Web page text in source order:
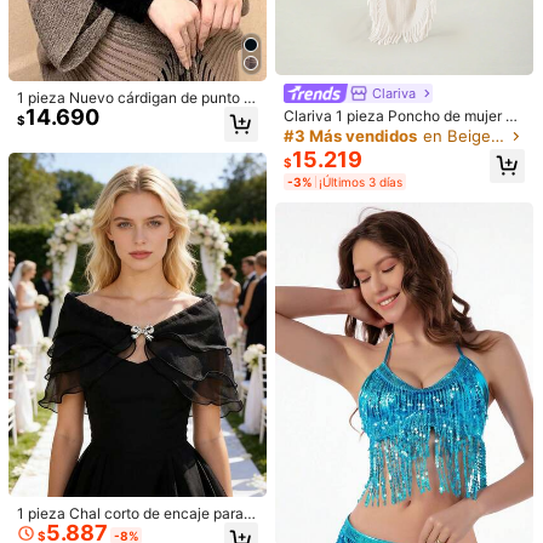
Devoluciones gratuitas
Pagos seguros · Protección de privacidad
Ver más
v***4 Color: Beis
Wowitsnicethefabricwasreally
thisagainandagain
Útil
g***g Color: Beis
Okay
Útil(0)
t***5 Color: Beis
ดี
Útil (0)
1 pieza Nuevo cárdigan de punto d
e mujer para otoño/invierno con cu
ello de piel sintética, diseño con fle
cos, estilo poncho para vestir
$14.690
1 pieza Chal corto de encaje para b
oda en la playa, chal nupcial para v
$5.887 -8%
Clariva
Clariva 1 pieza Poncho de mujer ho
lgado tipo murciélago, cárdigan de
punto con cuello de chal para interi
or y exterior, jersey de moda adecu
ado para uso diario, regalo de Navi
#3 Más vendidos en Beige Chales de mujer
$15.219
-3% ¡Últimos 3 días
#2 Más vendidos